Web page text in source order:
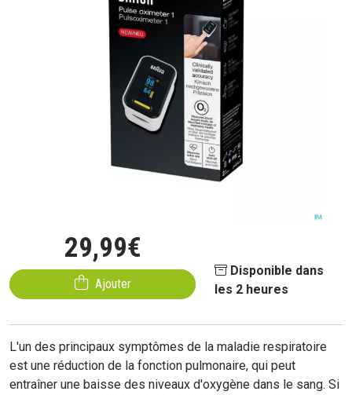
29,99€
Ajouter
Disponible dans
les 2 heures
L'un des principaux symptômes de la maladie respiratoire
est une réduction de la fonction pulmonaire, qui peut
entraîner une baisse des niveaux d'oxygène dans le sang. Si